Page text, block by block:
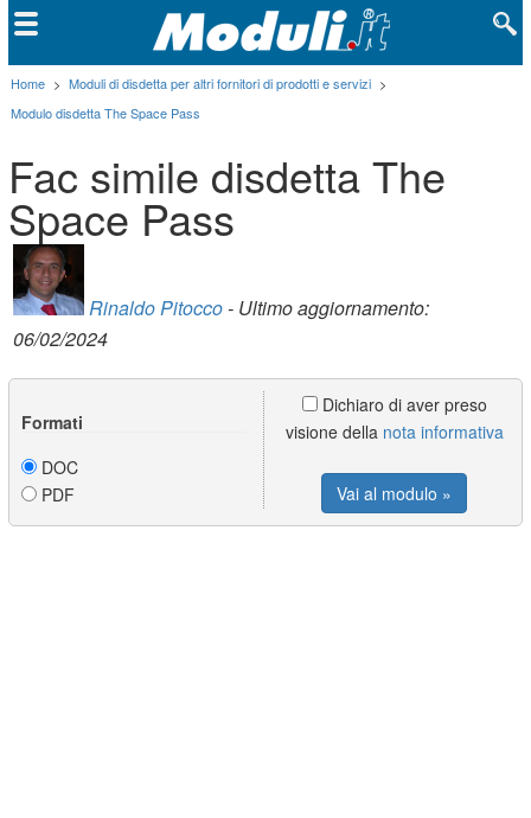
Home > Moduli di disdetta per altri fornitori di prodotti e servizi >
Modulo disdetta The Space Pass
Fac simile disdetta The
Space Pass
Rinaldo Pitocco- Ultimo aggiornamento:
06/02/2024
Formati
DOC
PDF
Dichiaro di aver preso
visione della nota informativa
Vai al modulo »